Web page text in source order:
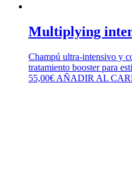
Multiplying
Champú ultra-intensivo y
tratamiento booster para
55,00€ AÑADIR AL